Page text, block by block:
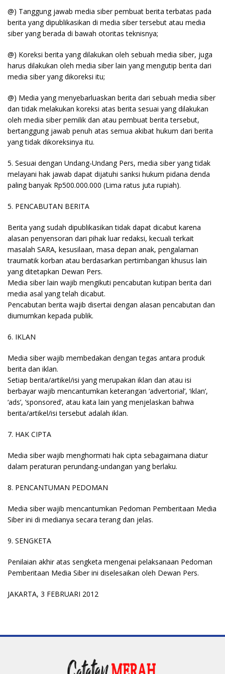
@) Tanggung jawab media siber pembuat berita terbatas pada
berita yang dipublikasikan di media siber tersebut atau media
siber yang berada di bawah otoritas teknisnya;
@) Koreksi berita yang dilakukan oleh sebuah media siber, juga
harus dilakukan oleh media siber lain yang mengutip berita dari
media siber yang dikoreksi itu;
@) Media yang menyebarluaskan berita dari sebuah media siber
dan tidak melakukan koreksi atas berita sesuai yang dilakukan
oleh media siber pemilik dan atau pembuat berita tersebut,
bertanggung jawab penuh atas semua akibat hukum dari berita
yang tidak dikoreksinya itu.
5. Sesuai dengan Undang-Undang Pers, media siber yang tidak
melayani hak jawab dapat dijatuhi sanksi hukum pidana denda
paling banyak Rp500.000.000 (Lima ratus juta rupiah).
5. PENCABUTAN BERITA
Berita yang sudah dipublikasikan tidak dapat dicabut karena
alasan penyensoran dari pihak luar redaksi, kecuali terkait
masalah SARA, kesusilaan, masa depan anak, pengalaman
traumatik korban atau berdasarkan pertimbangan khusus lain
yang ditetapkan Dewan Pers.
Media siber lain wajib mengikuti pencabutan kutipan berita dari
media asal yang telah dicabut.
Pencabutan berita wajib disertai dengan alasan pencabutan dan
diumumkan kepada publik.
6. IKLAN
Media siber wajib membedakan dengan tegas antara produk
berita dan iklan.
Setiap berita/artikel/isi yang merupakan iklan dan atau isi
berbayar wajib mencantumkan keterangan ‘advertorial’, ‘iklan’,
‘ads’, ‘sponsored’, atau kata lain yang menjelaskan bahwa
berita/artikel/isi tersebut adalah iklan.
7. HAK CIPTA
Media siber wajib menghormati hak cipta sebagaimana diatur
dalam peraturan perundang-undangan yang berlaku.
8. PENCANTUMAN PEDOMAN
Media siber wajib mencantumkan Pedoman Pemberitaan Media
Siber ini di medianya secara terang dan jelas.
9. SENGKETA
Penilaian akhir atas sengketa mengenai pelaksanaan Pedoman
Pemberitaan Media Siber ini diselesaikan oleh Dewan Pers.
JAKARTA, 3 FEBRUARI 2012